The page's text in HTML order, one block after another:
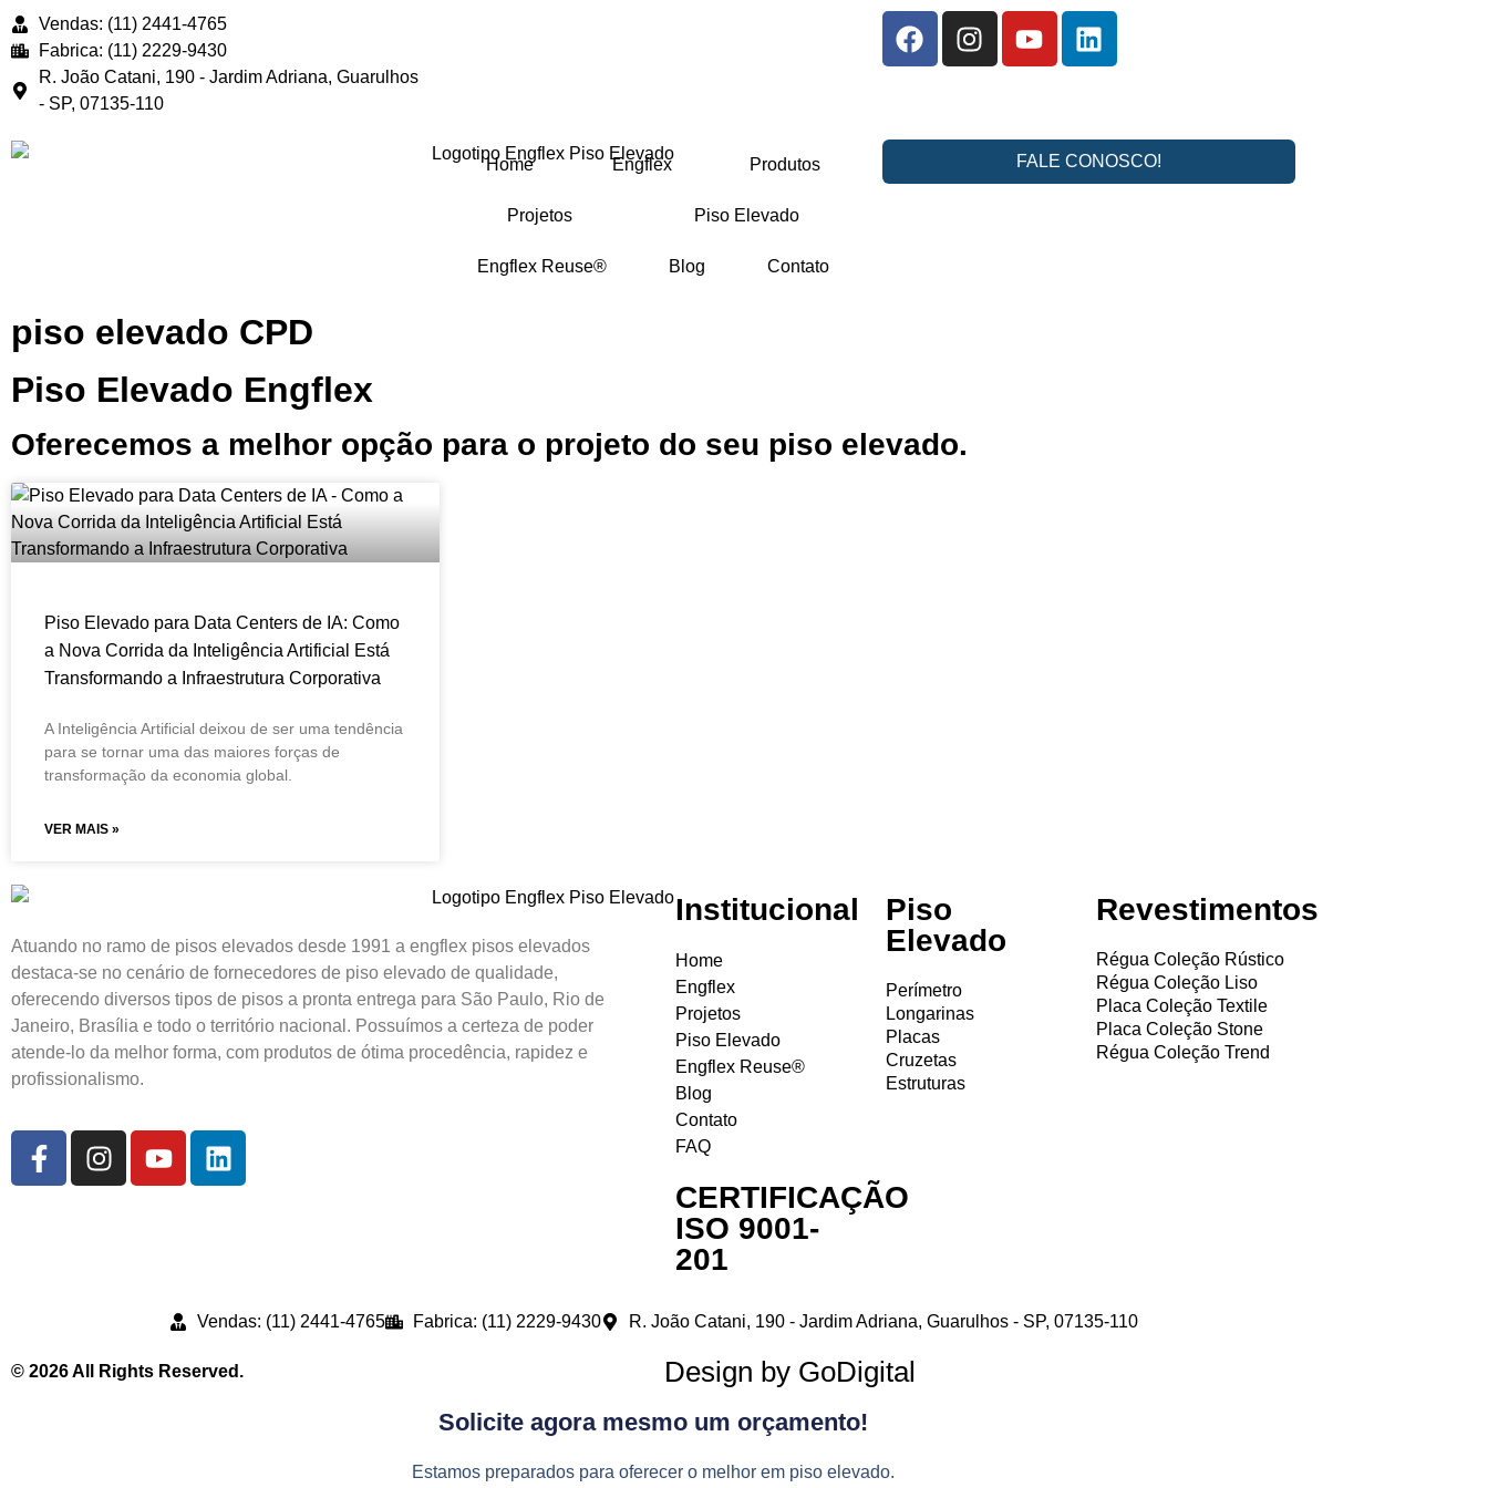
Vendas: (11) 2441-4765
Fabrica: (11) 2229-9430
R. João Catani, 190 - Jardim Adriana, Guarulhos
- SP, 07135-110
Home Engflex Produtos
Projetos Piso Elevado
Engflex Reuse® Blog Contato
FALE CONOSCO!
piso elevado CPD
Piso Elevado Engflex
Oferecemos a melhor opção para o projeto do seu piso elevado.
Piso Elevado para Data Centers de IA: Como
a Nova Corrida da Inteligência Artificial Está
Transformando a Infraestrutura Corporativa
A Inteligência Artificial deixou de ser uma tendência
para se tornar uma das maiores forças de
transformação da economia global.
VER MAIS »
Atuando no ramo de pisos elevados desde 1991 a engflex pisos elevados
destaca-se no cenário de fornecedores de piso elevado de qualidade,
oferecendo diversos tipos de pisos a pronta entrega para São Paulo, Rio de
Janeiro, Brasília e todo o território nacional. Possuímos a certeza de poder
atende-lo da melhor forma, com produtos de ótima procedência, rapidez e
profissionalismo.
Institucional
Home
Engflex
Projetos
Piso Elevado
Engflex Reuse®
Blog
Contato
FAQ
Piso
Elevado
Perímetro
Longarinas
Placas
Cruzetas
Estruturas
Revestimentos
Régua Coleção Rústico
Régua Coleção Liso
Placa Coleção Textile
Placa Coleção Stone
Régua Coleção Trend
CERTIFICAÇÃO
ISO 9001-
201
Vendas: (11) 2441-4765 Fabrica: (11) 2229-9430 R. João Catani, 190 - Jardim Adriana, Guarulhos - SP, 07135-110
© 2026 All Rights Reserved. Design by GoDigital
Solicite agora mesmo um orçamento!
Estamos preparados para oferecer o melhor em piso elevado.